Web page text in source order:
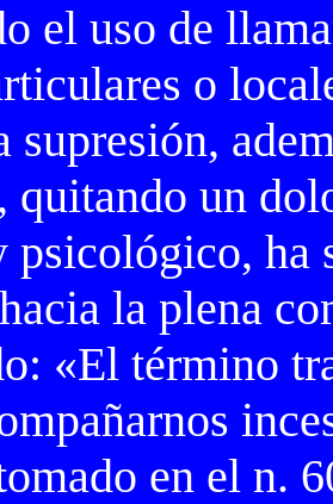
el uso de
o
supresión,
quitando un
psicológico,
la plena
«El término
en el n.